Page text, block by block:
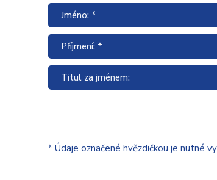
Jméno: *
Příjmení: *
Titul za jménem:
* Údaje označené hvězdičkou je nutné